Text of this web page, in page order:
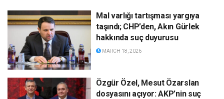
Mal varlığı tartışması yargıya
taşındı; CHP’den, Akın Gürlek
hakkında suç duyurusu
MARCH 18, 2026
Özgür Özel, Mesut Özarslan
dosyasını açıyor: AKP’nin suç